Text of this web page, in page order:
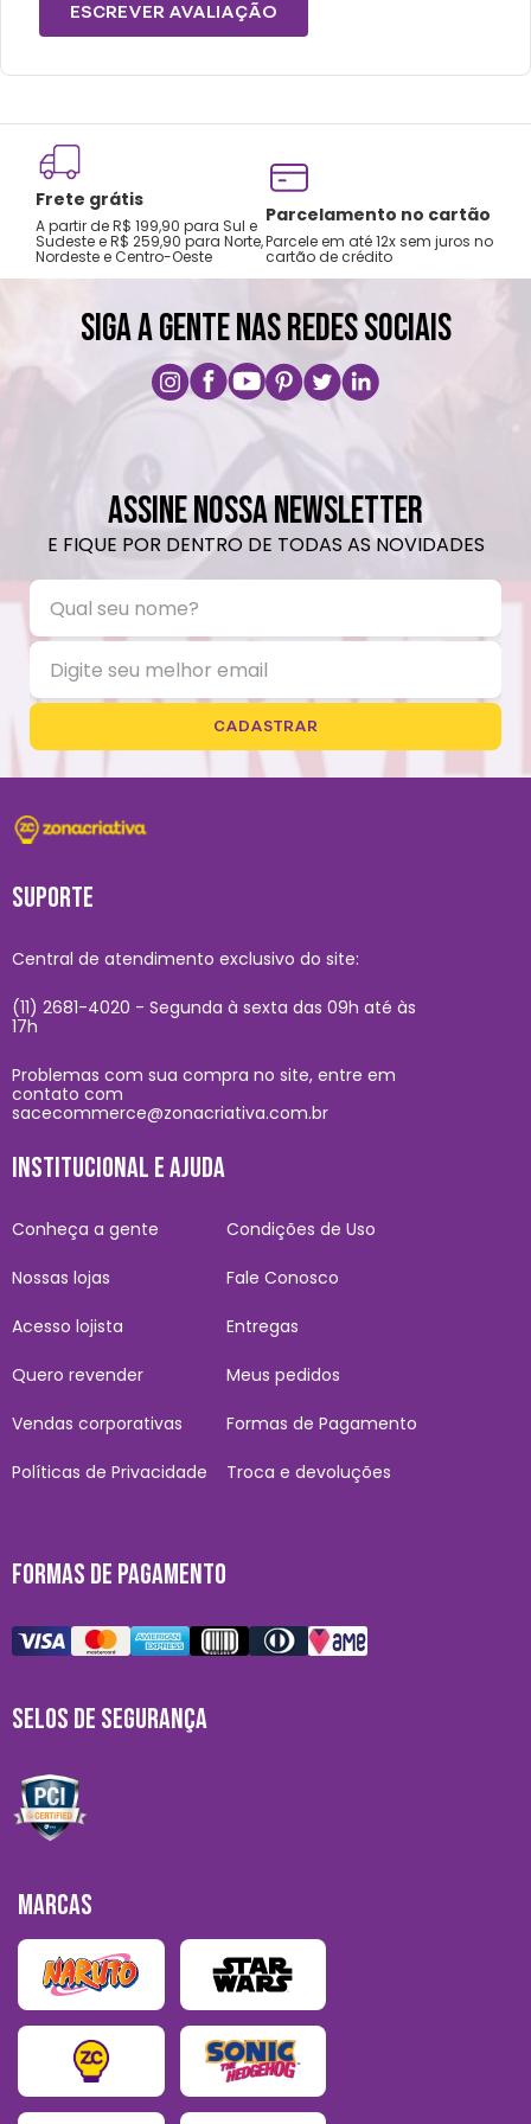
Não preencha com líquidos até a superfície,
deixe espaço para fechamento adequado.
produto.
Lavar com água, esponja macia e sabão
neutro.
Não utilizar no micro-ondas.
Não utilizar produtos químicos ou
ESCREVER AVALIAÇÃO
Frete grátis
A partir de R$ 199,90 para Sul e
Sudeste e R$ 259,90 para Norte,
Nordeste e Centro-Oeste
Parcelamento no cartão
Parcele em até 12x sem juros no
cartão de crédito
SIGA A GENTE NAS REDES SOCIAIS
ASSINE NOSSA NEWSLETTER
E FIQUE POR DENTRO DE TODAS AS NOVIDADES
CADASTRAR
SUPORTE
Central de atendimento exclusivo do site:
(11) 2681-4020 - Segunda à sexta das 09h até às
17h
Problemas com sua compra no site, entre em
contato com
sacecommerce@zonacriativa.com.br
INSTITUCIONAL E AJUDA
Conheça a gente
Nossas lojas
Acesso lojista
Quero revender
Vendas corporativas
Políticas de Privacidade
Condições de Uso
Fale Conosco
Entregas
Meus pedidos
Formas de Pagamento
Troca e devoluções
FORMAS DE PAGAMENTO
SELOS DE SEGURANÇA
MARCAS